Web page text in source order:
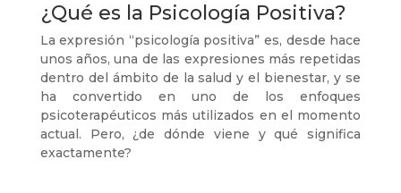
¿Qué es la Psicología Positiva?
La expresión “psicología positiva” es, desde hace
unos años, una de las expresiones más repetidas
dentro del ámbito de la salud y el bienestar, y se
ha convertido en uno de los enfoques
psicoterapéuticos más utilizados en el momento
actual. Pero, ¿de dónde viene y qué significa
exactamente?